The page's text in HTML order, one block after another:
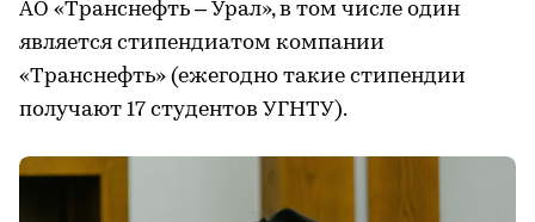
АО «Транснефть – Урал», в том числе один
является стипендиатом компании
«Транснефть» (ежегодно такие стипендии
получают 17 студентов УГНТУ).